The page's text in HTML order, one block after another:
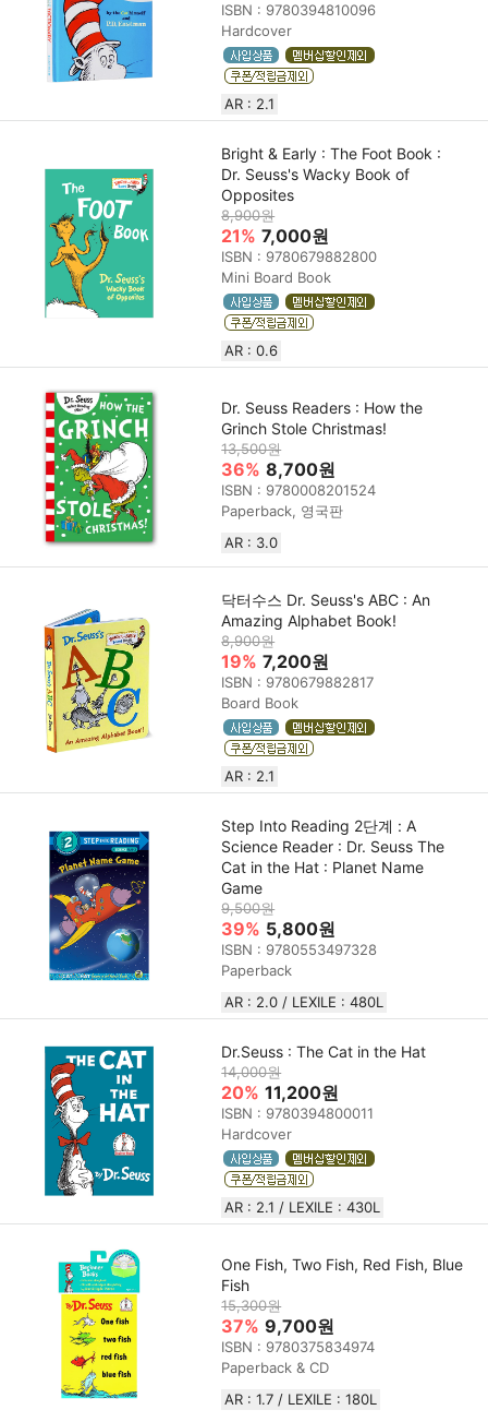
ISBN : 9780394810096
Hardcover
AR : 2.1
Bright & Early : The Foot Book :
Dr. Seuss's Wacky Book of
Opposites
8,900원
21% 7,000원
ISBN : 9780679882800
Mini Board Book
AR : 0.6
Dr. Seuss Readers : How the
Grinch Stole Christmas!
13,500원
36% 8,700원
ISBN : 9780008201524
Paperback, 영국판
AR : 3.0
닥터수스 Dr. Seuss's ABC : An
Amazing Alphabet Book!
8,900원
19% 7,200원
ISBN : 9780679882817
Board Book
AR : 2.1
Step Into Reading 2단계 : A
Science Reader : Dr. Seuss The
Cat in the Hat : Planet Name
Game
9,500원
39% 5,800원
ISBN : 9780553497328
Paperback
AR : 2.0 / LEXILE : 480L
Dr.Seuss : The Cat in the Hat
14,000원
20% 11,200원
ISBN : 9780394800011
Hardcover
AR : 2.1 / LEXILE : 430L
One Fish, Two Fish, Red Fish, Blue
Fish
15,300원
37% 9,700원
ISBN : 9780375834974
Paperback & CD
AR : 1.7 / LEXILE : 180L